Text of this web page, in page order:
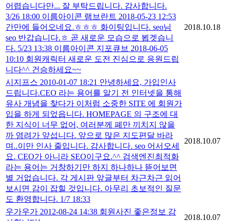
어렵습니다만... 잘 부탁드립니다. 감사합니다.
3/26 18:00 이름아이콘 램브란트 2018-05-23 12:53
간만에 들어오네요.ㅎㅎㅎ 화이팅입니다. seo님
seo 반갑습니다.ㅎ 곧 새로운 모습으로 뵙겟습니
다. 5/23 13:38 이름아이콘 지포큐브 2018-06-05
10:10 회원캐릭터 새로운 도전 진심으로 응원드립
니다^^ 건승하세요~~
2018.10.18
시지프스 2010-01-07 18:21 안녕하세요, 가입인사
드립니다.CEO 라는 용어를 알기 전 인터넷을 통해
유사 개념을 찾다가 이처럼 소중한 SITE 에 회원가
입을 하게 되었읍니다. HOMEPAGE 의 구조에 대
한 지식이 너무 없어, 여러분께 폐만 끼치지 않을
까 염려가 앞섭니다. 앞으로 많은 지도편달 바라
며..이만 인사 줄입니다. 감사합니다. seo 어서오세
요. CEO가 아니라 SEO이구요.^^ 검색엔진최적화
라는 용어는 거창하기만 하지 하나하나 뜯어보면
별 거없습니다. 각 게시판 앞글부터 차근차근 읽어
보시면 감이 잡힐 것입니다. 아무리 초보적인 질문
도 환영합니다. 1/7 18:33
2018.10.07
우가우가 2012-08-24 14:38 회원사진 좋은정보 감
2018.10.07